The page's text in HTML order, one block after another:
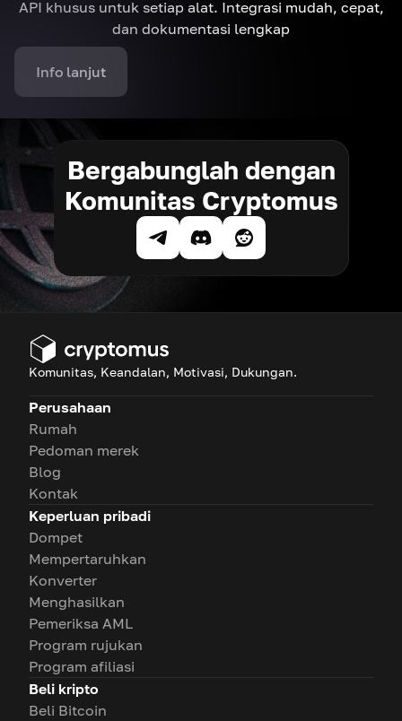
API khusus untuk setiap alat. Integrasi mudah, cepat,
dan dokumentasi lengkap
Info lanjut
Bergabunglah dengan
Komunitas Cryptomus
Komunitas, Keandalan, Motivasi, Dukungan.
Perusahaan
Rumah
Pedoman merek
Blog
Kontak
Keperluan pribadi
Dompet
Mempertaruhkan
Konverter
Menghasilkan
Pemeriksa AML
Program rujukan
Program afiliasi
Beli kripto
Beli Bitcoin